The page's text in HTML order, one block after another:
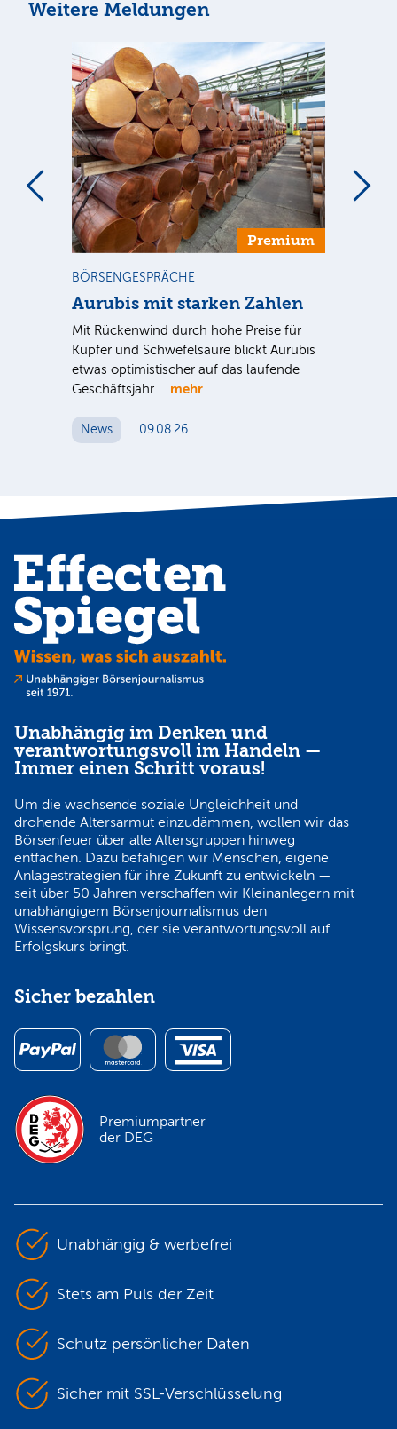
Weitere Meldungen
Premium
BÖRSENGESPRÄCHE
Aurubis mit starken Zahlen
Mit Rückenwind durch hohe Preise für
Kupfer und Schwefelsäure blickt Aurubis
etwas optimistischer auf das laufende
Geschäftsjahr.… mehr
News 09.08.26
Unabhängig im Denken und
verantwortungsvoll im Handeln —
Immer einen Schritt voraus!
Um die wachsende soziale Ungleichheit und
drohende Altersarmut einzudämmen, wollen wir das
Börsenfeuer über alle Altersgruppen hinweg
entfachen. Dazu befähigen wir Menschen, eigene
Anlagestrategien für ihre Zukunft zu entwickeln —
seit über 50 Jahren verschaffen wir Kleinanlegern mit
unabhängigem Börsenjournalismus den
Wissensvorsprung, der sie verantwortungsvoll auf
Erfolgskurs bringt.
Sicher bezahlen
Premiumpartner
der DEG
Unabhängig & werbefrei
Stets am Puls der Zeit
Schutz persönlicher Daten
Sicher mit SSL-Verschlüsselung